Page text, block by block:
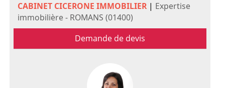
CABINET CICERONE IMMOBILIER| Expertise
immobilière - ROMANS (01400)
Demande de devis